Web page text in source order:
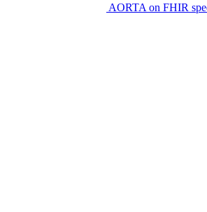
AORTA on FHIR